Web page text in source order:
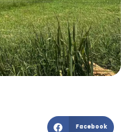
Facebook